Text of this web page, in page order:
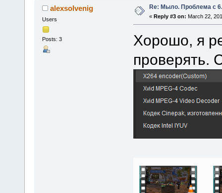
alexsolvenig
Users
Posts: 3
Re: Мыло. Проблема с
« Reply #3 on: March 22,
Хорошо, я
проверять.